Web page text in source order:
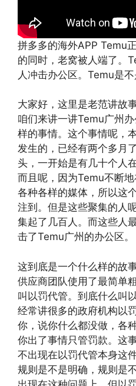
拼多多的海外APP Temu
的同时，老窝被人端了。
人冲击办公区。Temu是
大家好，这里是老范讲故
咱们来讲一讲Temu广州
样的事情。这个事情呢，
发生的，已经有两个多月
头，一开始是有几十个人
而且呢，因为Temu不断
各种各样的媒体，所以这
注到。但是这些聚集的人
集起了几百人。而这些人
击了Temu广州的办公区。
这到底是一个什么样的故
供应商团队使用了最简单
叫以罚代管。到底什么叫
经常讲很多的政府机构以
你，说你什么都没做，各
你出了事情只管罚款。这
不出现在以罚代管本身这
规则是不是明确，规则是